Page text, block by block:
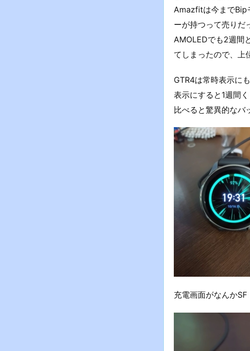
Amazfitは今までBip
ーが持つって売りだ
AMOLEDでも2週間
てしまったので、上
GTR4は常時表示に
表示にすると1週間
比べると驚異的なバ
充電画面がなんかSF